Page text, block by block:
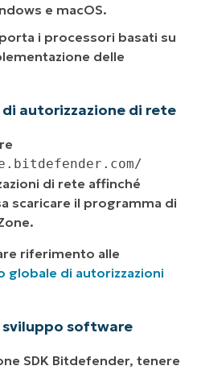
e macOS.
i processori basati su
delle
autorizzazione di rete
di rete affinché
scaricare il programma di
riferimento alle
globale di autorizzazioni
software
SDK Bitdefender, tenere